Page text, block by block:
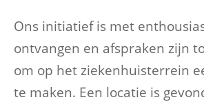
Ons initiatief is met
ontvangen en afspraken zijn
om op het ziekenhuisterrein
te maken. Een locatie is